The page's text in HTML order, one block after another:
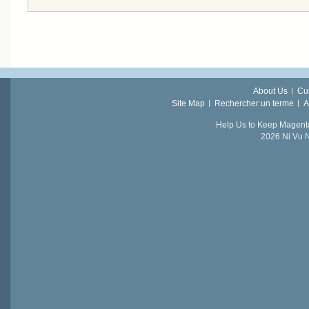
About Us
Site Map
Rechercher un terme
Help Us to Keep
2026 Ni Vu